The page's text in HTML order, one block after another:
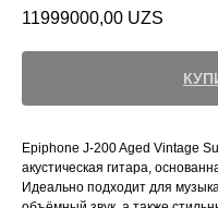
11999000,00 UZS
Epiphone J-200 Aged Vintage
акустическая гитара,
Идеально подходит для